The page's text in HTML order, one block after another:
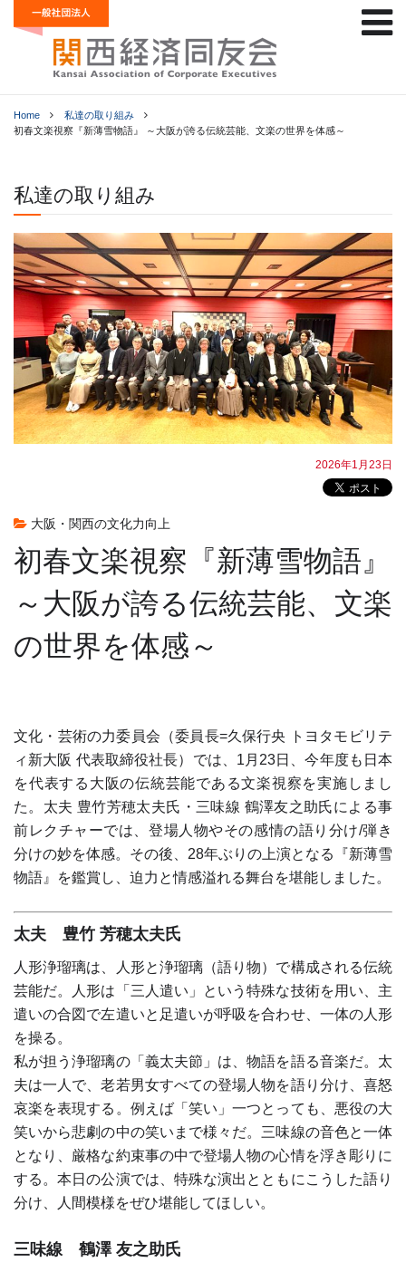
Home
私達の取り組み
初春文楽視察『新薄雪物語』 ～大阪が誇る伝統芸能、文楽の世界を体感～
私達の取り組み
2026年1月23日
大阪・関西の文化力向上
初春文楽視察『新薄雪物語』
～大阪が誇る伝統芸能、文楽
の世界を体感～
文化・芸術の力委員会（委員長=久保行央 トヨタモビリテ
ィ新大阪 代表取締役社長）では、1月23日、今年度も日本
を代表する大阪の伝統芸能である文楽視察を実施しまし
た。太夫 豊竹芳穂太夫氏・三味線 鶴澤友之助氏による事
前レクチャーでは、登場人物やその感情の語り分け/弾き
分けの妙を体感。その後、28年ぶりの上演となる『新薄雪
物語』を鑑賞し、迫力と情感溢れる舞台を堪能しました。
太夫 豊竹 芳穂太夫氏
人形浄瑠璃は、人形と浄瑠璃（語り物）で構成される伝統
芸能だ。人形は「三人遣い」という特殊な技術を用い、主
遣いの合図で左遣いと足遣いが呼吸を合わせ、一体の人形
を操る。
私が担う浄瑠璃の「義太夫節」は、物語を語る音楽だ。太
夫は一人で、老若男女すべての登場人物を語り分け、喜怒
哀楽を表現する。例えば「笑い」一つとっても、悪役の大
笑いから悲劇の中の笑いまで様々だ。三味線の音色と一体
となり、厳格な約束事の中で登場人物の心情を浮き彫りに
する。本日の公演では、特殊な演出とともにこうした語り
分け、人間模様をぜひ堪能してほしい。
三味線 鶴澤 友之助氏